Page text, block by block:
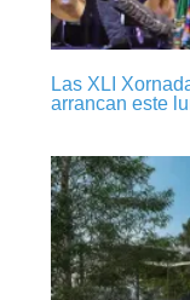
Las XLI
arrancan este